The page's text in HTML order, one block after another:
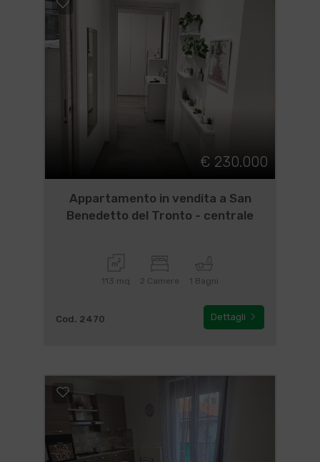
€ 230.000
Appartamento in vendita a San
Benedetto del Tronto - centrale
113 mq 2 Camere 1 Bagni
Cod. 2470 Dettagli